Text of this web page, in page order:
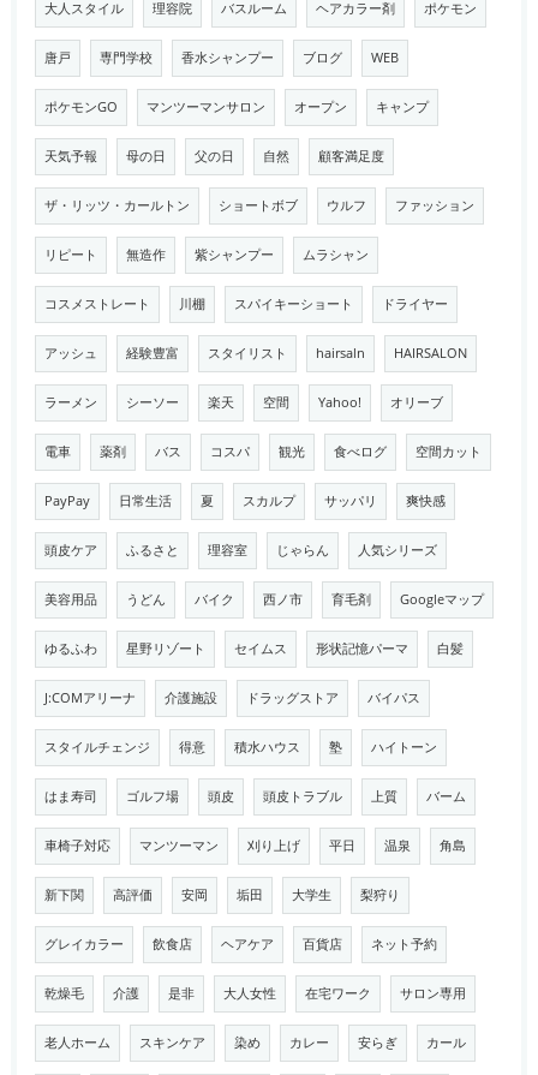
大人スタイル 理容院 バスルーム ヘアカラー剤 ポケモン
唐戸 専門学校 香水シャンプー ブログ WEB
ポケモンGO マンツーマンサロン オープン キャンプ
天気予報 母の日 父の日 自然 顧客満足度
ザ・リッツ・カールトン ショートボブ ウルフ ファッション
リピート 無造作 紫シャンプー ムラシャン
コスメストレート 川棚 スパイキーショート ドライヤー
アッシュ 経験豊富 スタイリスト hairsaln HAIRSALON
ラーメン シーソー 楽天 空間 Yahoo! オリーブ
電車 薬剤 バス コスパ 観光 食べログ 空間カット
PayPay 日常生活 夏 スカルプ サッパリ 爽快感
頭皮ケア ふるさと 理容室 じゃらん 人気シリーズ
美容用品 うどん バイク 西ノ市 育毛剤 Googleマップ
ゆるふわ 星野リゾート セイムス 形状記憶パーマ 白髪
J:COMアリーナ 介護施設 ドラッグストア バイパス
スタイルチェンジ 得意 積水ハウス 塾 ハイトーン
はま寿司 ゴルフ場 頭皮 頭皮トラブル 上質 バーム
車椅子対応 マンツーマン 刈り上げ 平日 温泉 角島
新下関 高評価 安岡 垢田 大学生 梨狩り
グレイカラー 飲食店 ヘアケア 百貨店 ネット予約
乾燥毛 介護 是非 大人女性 在宅ワーク サロン専用
老人ホーム スキンケア 染め カレー 安らぎ カール